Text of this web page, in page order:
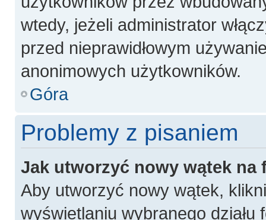
wtedy, jeżeli administrator
przed nieprawidłowym
anonimowych użytkowników.
Góra
Problemy z pisaniem
Jak utworzyć nowy wątek na
Aby utworzyć nowy wątek,
wyświetlaniu wybranego